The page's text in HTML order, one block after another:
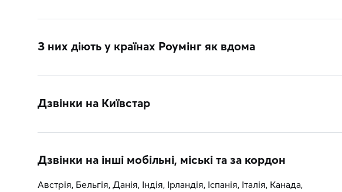
З них діють у країнах Роумінг як вдома
Дзвінки на Київстар
Дзвінки на інші мобільні, міські та за кордон
Австрія, Бельгія, Данія, Індія, Ірландія, Іспанія, Італія, Канада,